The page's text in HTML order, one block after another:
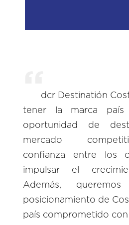
dcr Destinatión
tener la marca
oportunidad de
mercado
confianza entre los
impulsar el
Además,
posicionamiento de
país comprometido